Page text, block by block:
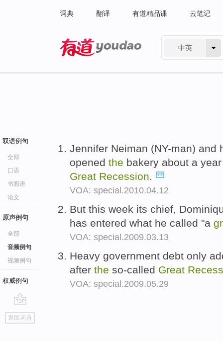
词典 翻译 有道精品课 云笔记
中英
双语例句
全部
口语
书面语
论文
原声例句
全部
音频例句
视频例句
权威例句
go
top
返回词典
Jennifer Neiman (NY-man) and
opened the bakery about a
Great Recession.
VOA: special.2010.04.12
But this week its chief,
has entered what he called "a
VOA: special.2009.03.13
Heavy government debt only
after the so-called Great
VOA: special.2009.05.29